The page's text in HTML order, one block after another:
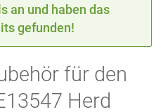
an und haben das
gefunden!
für den
Herd